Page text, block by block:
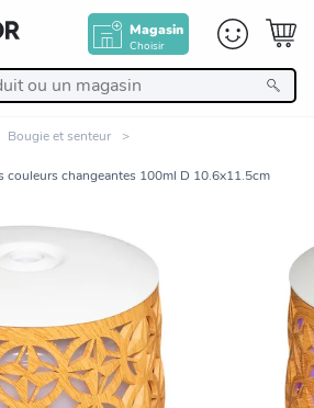
Magasin
Choisir
Bougie et senteur
couleurs changeantes 100ml D 10.6x11.5cm